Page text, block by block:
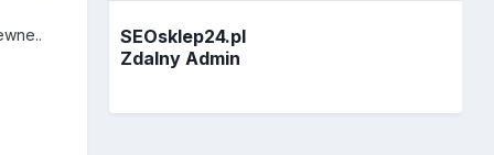
SEOsklep24.pl
Zdalny Admin